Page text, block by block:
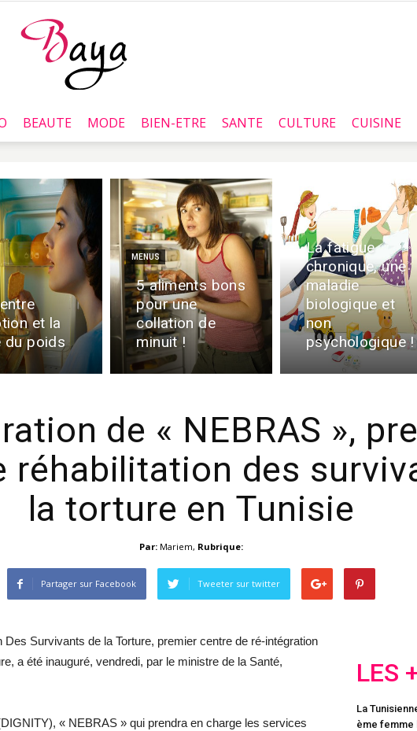
Baya.tn
BEAUTE MODE BIEN-ETRE SANTE CULTURE CUISINE
et la
du poids
MENUS
5 aliments bons
pour une
collation de
minuit !
La fatigue
chronique, une
maladie
biologique et
non
psychologique !
de « NEBRAS »,
réhabilitation des
la torture en Tunisie
Par: Mariem, Rubrique:
Partager sur Facebook Tweeter sur twitter
Survivants de la Torture, premier centre de ré-intégration
a été inauguré, vendredi, par le ministre de la Santé,
« NEBRAS » qui prendra en charge les services
LES
La
ème femme